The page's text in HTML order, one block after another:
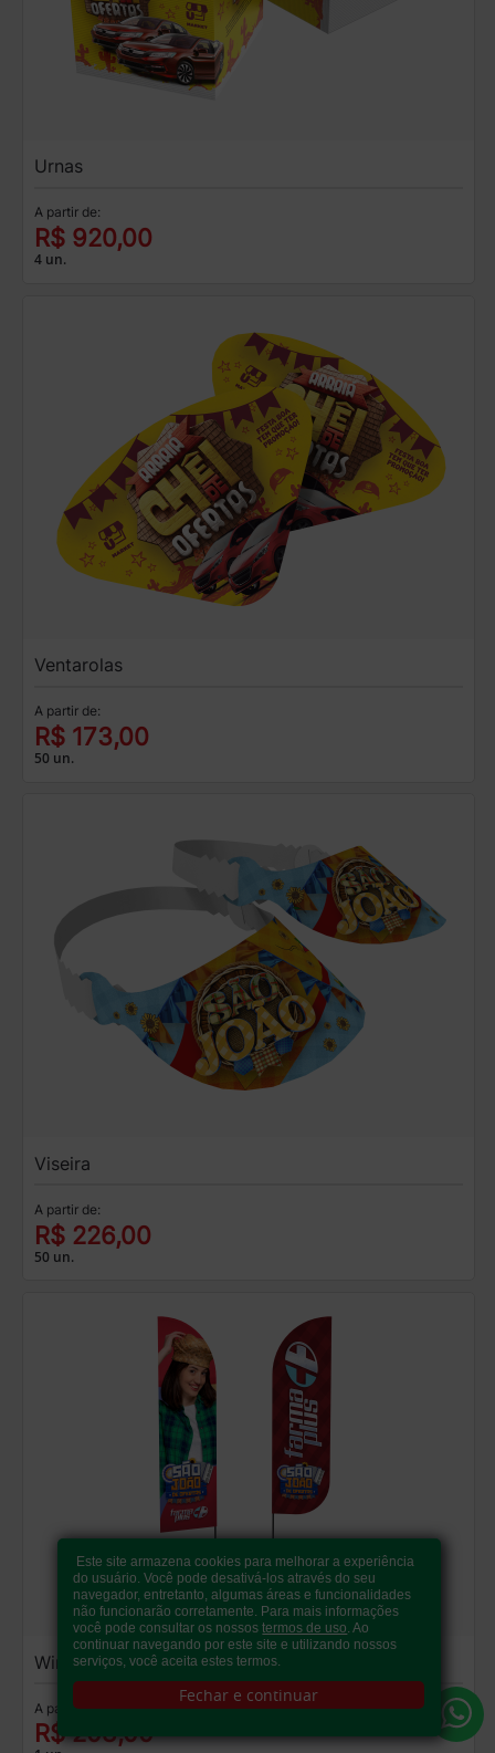
Urnas
A partir de:
R$ 920,00
4 un.
Ventarolas
A partir de:
R$ 173,00
50 un.
Viseira
A partir de:
R$ 226,00
50 un.
Wind Banner
A partir de:
R$ 208,00
Este site armazena cookies para melhorar a experiência
do usuário. Você pode desativá-los através do seu
navegador, entretanto, algumas áreas e funcionalidades
não funcionarão corretamente. Para mais informações
você pode consultar os nossostermos de uso. Ao
continuar navegando por este site e utilizando nossos
serviços, você aceita estes termos.
Fechar e continuar